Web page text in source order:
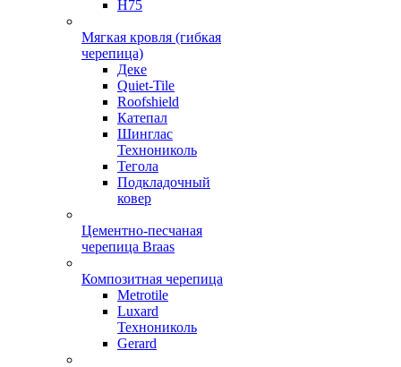
Н75
Мягкая кровля (гибкая
черепица)
Деке
Quiet-Tile
Roofshield
Катепал
Шинглас
Технониколь
Тегола
Подкладочный
ковер
Цементно-песчаная
черепица Braas
Композитная черепица
Metrotile
Luxard
Технониколь
Gerard